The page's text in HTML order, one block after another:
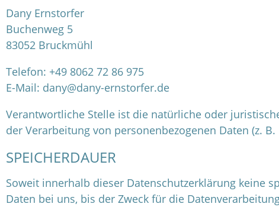
Dany Ernstorfer
Buchenweg 5
83052 Bruckmühl
Telefon: +49 8062 72 86 975
E-Mail: dany@dany-ernstorfer.de
Verantwortliche Stelle ist die natürliche oder
der Verarbeitung von personenbezogenen Daten (z.
SPEICHERDAUER
Soweit innerhalb dieser Datenschutzerklärung keine
Daten bei uns, bis der Zweck für die